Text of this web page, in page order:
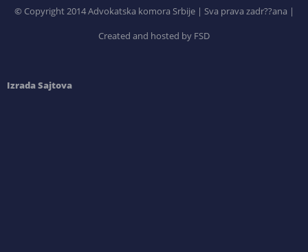
© Copyright 2014 Advokatska komora Srbije | Sva prava zadr??ana |
Created and hosted by FSD
Izrada Sajtova